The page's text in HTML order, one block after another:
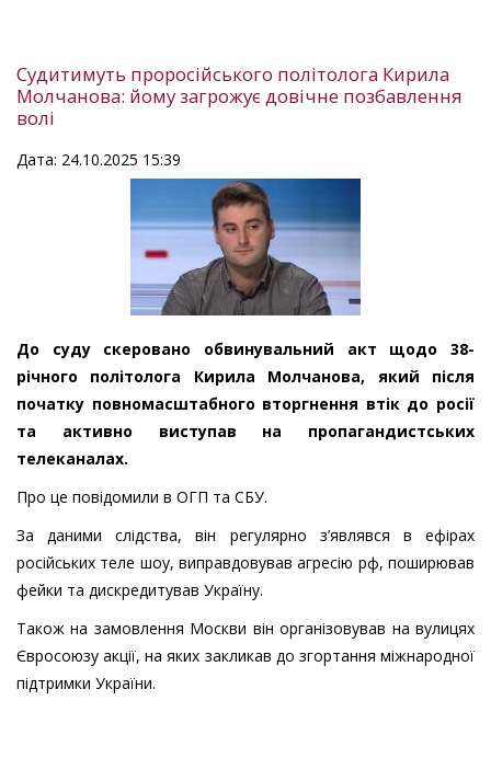
Судитимуть проросійського політолога Кирила
Молчанова: йому загрожує довічне позбавлення
волі
Дата: 24.10.2025 15:39
До суду скеровано обвинувальний акт щодо 38-
річного політолога Кирила Молчанова, який після
початку повномасштабного вторгнення втік до росії
та активно виступав на пропагандистських
телеканалах.
Про це повідомили в ОГП та СБУ.
За даними слідства, він регулярно з’являвся в ефірах
російських теле шоу, виправдовував агресію рф, поширював
фейки та дискредитував Україну.
Також на замовлення Москви він організовував на вулицях
Євросоюзу акції, на яких закликав до згортання міжнародної
підтримки України.